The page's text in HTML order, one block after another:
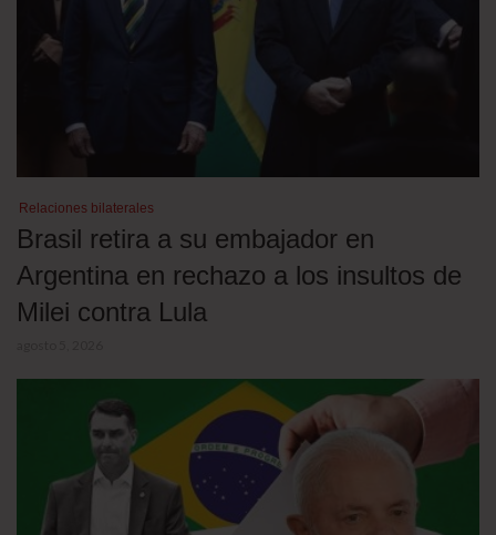
Relaciones bilaterales
Brasil retira a su embajador en
Argentina en rechazo a los insultos de
Milei contra Lula